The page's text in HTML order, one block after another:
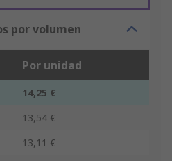
por volumen
Por unidad
14,25 €
13,54 €
13,11 €